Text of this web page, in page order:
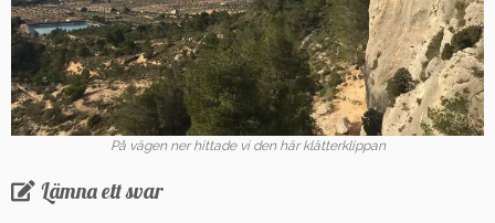
På vägen ner hittade vi den här klätterklippan
Lämna ett svar